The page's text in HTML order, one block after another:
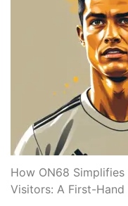
How ON68
Visitors: A First-